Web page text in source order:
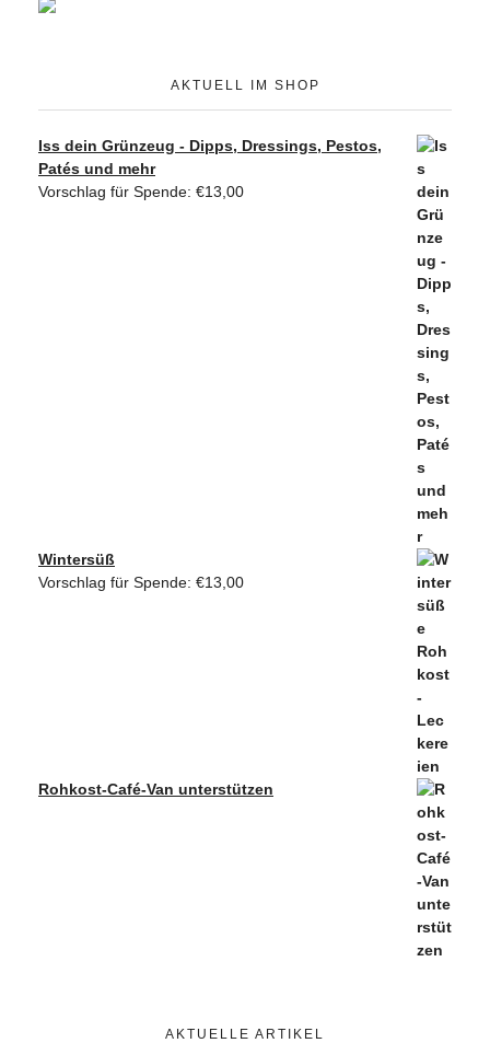
AKTUELL IM SHOP
Iss dein Grünzeug - Dipps, Dressings, Pestos,
Patés und mehr
Vorschlag für Spende: €13,00
Wintersüß
Vorschlag für Spende: €13,00
Rohkost-Café-Van unterstützen
AKTUELLE ARTIKEL